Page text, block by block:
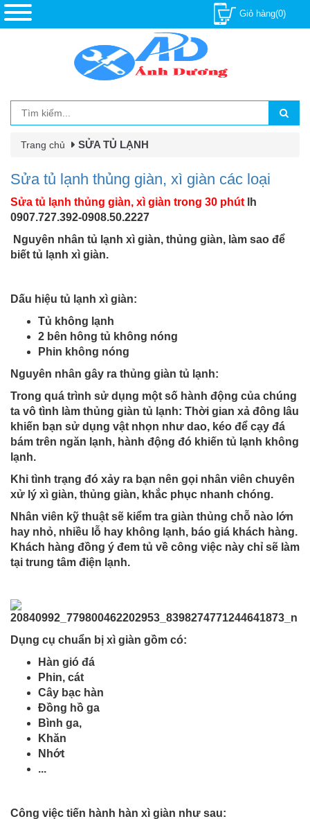
Giỏ hàng(0)
Trang chủ SỬA TỦ LẠNH
Sửa tủ lạnh thủng giàn, xì giàn các loại
Sửa tủ lạnh thủng giàn, xì giàn trong 30 phút
lh
0907.727.392-0908.50.2227
Nguyên nhân tủ lạnh xì giàn, thủng giàn, làm sao để
biết tủ lạnh xì giàn.
Dấu hiệu tủ lạnh xì giàn:
Tủ không lạnh
2 bên hông tủ không nóng
Phin không nóng
Nguyên nhân gây ra thủng giàn tủ lạnh:
Trong quá trình sử dụng một số hành động của chúng
ta vô tình làm thủng giàn tủ lạnh: Thời gian xả đông lâu
khiến bạn sử dụng vật nhọn như dao, kéo để cạy đá
bám trên ngăn lạnh, hành động đó khiến tủ lạnh không
lạnh.
Khi tình trạng đó xảy ra bạn nên gọi nhân viên chuyên
xử lý xì giàn, thủng giàn, khắc phục nhanh chóng.
Nhân viên kỹ thuật sẽ kiểm tra giàn thủng chỗ nào lớn
hay nhỏ, nhiều lỗ hay không lạnh, báo giá khách hàng.
Khách hàng đồng ý đem tủ về công việc này chỉ sẽ làm
tại trung tâm điện lạnh.
Dụng cụ chuẩn bị xì giàn gồm có:
Hàn gió đá
Phin, cát
Cây bạc hàn
Đồng hồ ga
Bình ga,
Khăn
Nhớt
...
Công việc tiến hành hàn xì giàn như sau: